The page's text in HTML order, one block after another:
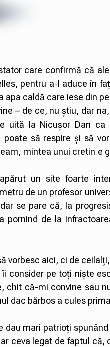
care confirmă că
pentru a-l aduce în
caldă care iese din
– de ce, nu știu, dar
uită la Nicușor Dan ca
să respire și să
mintea unui cretin e
un site foarte
de un profesor
se pare că, la
pornind de la
vorbesc aici, ci de
consider pe toți niște
chit că-mi convine sau
dac bărbos a cules
mari patrioți
ceva legat de faptul